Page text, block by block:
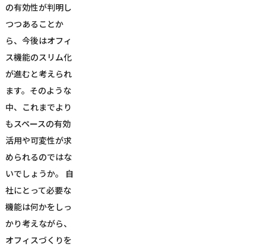
の有効性が判明し
つつあることか
ら、今後はオフィ
ス機能のスリム化
が進むと考えられ
ます。そのような
中、これまでより
もスペースの有効
活用や可変性が求
められるのではな
いでしょうか。 自
社にとって必要な
機能は何かをしっ
かり考えながら、
オフィスづくりを